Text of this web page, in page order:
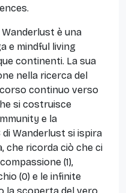
è una
e mindful living
continenti. La sua
nella ricerca del
continuo verso
si costruisce
e la
Wanderlust si ispira
che ricorda ciò che ci
(1),
(0) e le infinite